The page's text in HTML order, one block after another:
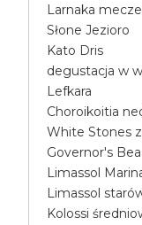
Larnaka
Słone Jezioro
Kato Dris
degustacja w
Lefkara
Choroikoitia
White Stones
Governor's
Limassol
Limassol
Kolossi